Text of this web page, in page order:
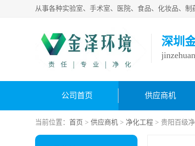
深圳
公司首页 供应商机
当前位置： 首页 > 供应商机 > 净化工程 > 贵阳百级